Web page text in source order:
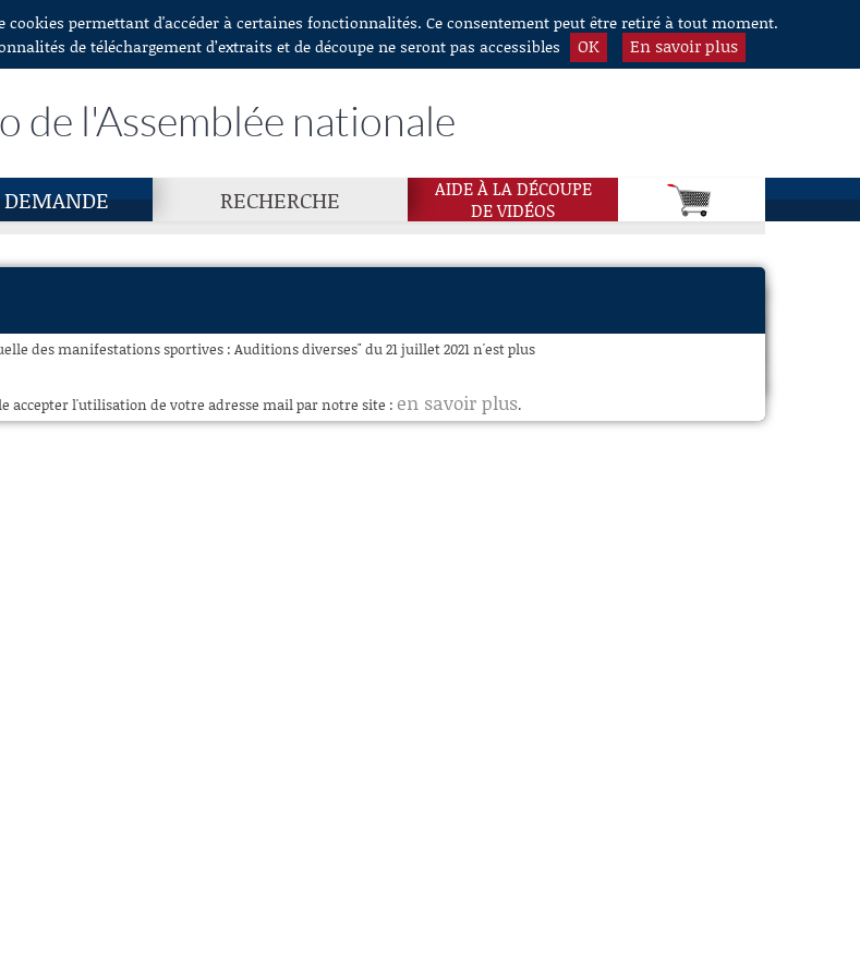
permettant d'accéder à certaines fonctionnalités. Ce consentement peut être retiré à tout moment.
de téléchargement d’extraits et de découpe ne seront pas accessibles
OK En savoir plus
de l'Assemblée nationale
DEMANDE RECHERCHE
AIDE À LA DÉCOUPE
DE VIDÉOS
des manifestations sportives : Auditions diverses" du 21 juillet 2021 n'est plus
accepter l'utilisation de votre adresse mail par notre site : en savoir plus.